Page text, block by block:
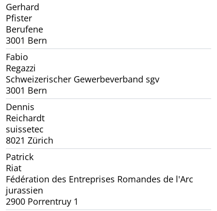
Gerhard
Pfister
Berufene
3001 Bern
Fabio
Regazzi
Schweizerischer Gewerbeverband sgv
3001 Bern
Dennis
Reichardt
suissetec
8021 Zürich
Patrick
Riat
Fédération des Entreprises Romandes de l'Arc
jurassien
2900 Porrentruy 1